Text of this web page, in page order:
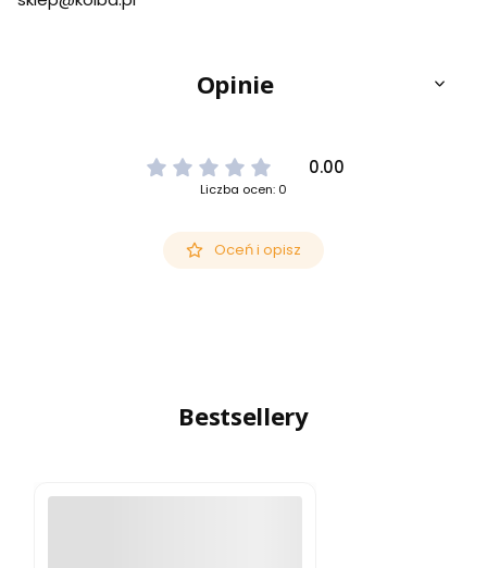
Opinie
0.00
Liczba ocen: 0
Oceń i opisz
Bestsellery